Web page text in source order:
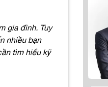
gia đình. Tuy
nhiều bạn
tìm hiểu kỹ